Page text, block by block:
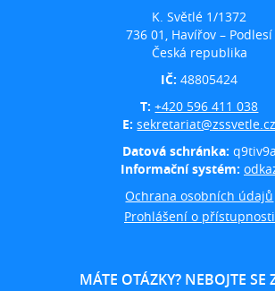
K. Světlé 1/1372
736 01, Havířov – Podlesí
Česká republika
IČ:48805424
T:+420 596 411 038
E:sekretariat@zssvetle.cz
Datová schránka: q9tiv9a
Informační systém:
Ochrana osobních údajů
Prohlášení o přístupnosti
MÁTE OTÁZKY? NEBOJTE SE